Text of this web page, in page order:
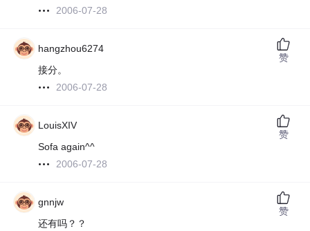
2006-07-28
hangzhou6274
接分。
2006-07-28
赞
LouisXIV
Sofa again^^
2006-07-28
赞
gnnjw
还有吗？？
赞